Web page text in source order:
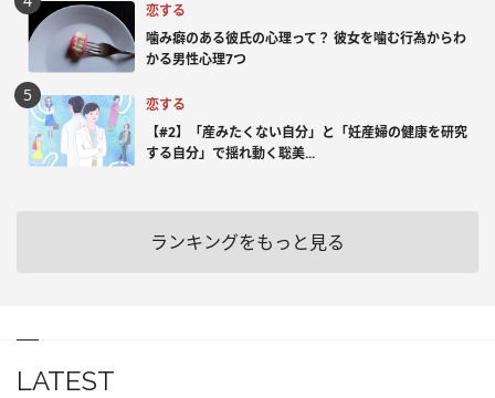
恋する
噛み癖のある彼氏の心理って？ 彼女を噛む行為からわ
かる男性心理7つ
恋する
【#2】「産みたくない自分」と「妊産婦の健康を研究
する自分」で揺れ動く聡美...
ランキングをもっと見る
LATEST